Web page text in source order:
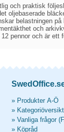
och praktisk
oljebaserade
belastningen
och
pennor och är
» Produkter A-Ö
» Kategoriöversikt
» Vanliga frågor
» Köpråd